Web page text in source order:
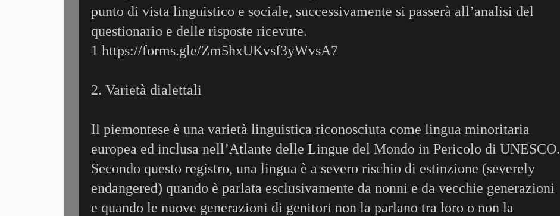
punto di vista linguistico e sociale, successivamente si passerà all’analisi del
questionario e delle risposte ricevute.
1 https://forms.gle/Zm5hxUKvsf3yWvsA7
2. Varietà dialettali
Il piemontese è una varietà linguistica riconosciuta come lingua minoritaria
europea ed inclusa nell’Atlante delle Lingue del Mondo in Pericolo di UNESCO.
Secondo questo registro, una lingua è a severo rischio di estinzione (severely
endangered) quando è parlata esclusivamente da nonni e da vecchie generazioni
e quando le nuove generazioni di genitori non la parlano tra loro o non la